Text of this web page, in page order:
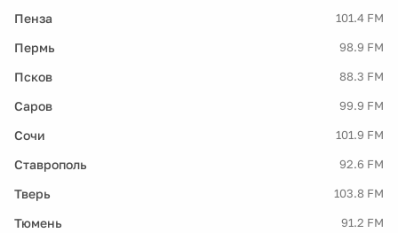
Пенза 101.4 FM
Пермь 98.9 FM
Псков 88.3 FM
Саров 99.9 FM
Сочи 101.9 FM
Ставрополь 92.6 FM
Тверь 103.8 FM
Тюмень 91.2 FM